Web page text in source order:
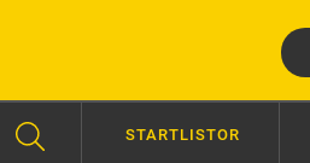
NY KUSK PÅ NEZUKO KAMADO
STARTLISTOR